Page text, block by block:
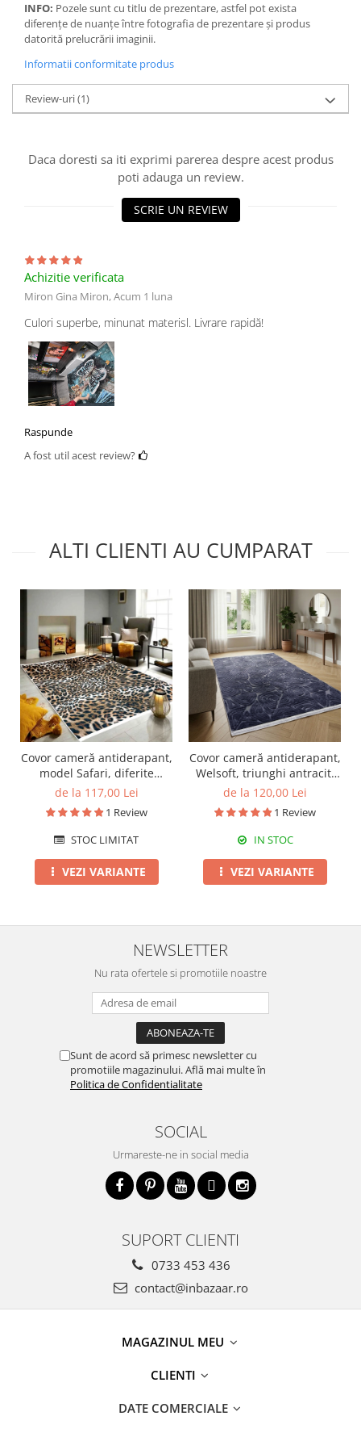
INFO: Pozele sunt cu titlu de prezentare, astfel pot exista
diferențe de nuanțe între fotografia de prezentare și produs
datorită prelucrării imaginii.
Informatii conformitate produs
Review-uri(1)
Daca doresti sa iti exprimi parerea despre acest produs
poti adauga un review.
SCRIE UN REVIEW
Achizitie verificata
Miron Gina Miron,Acum 1 luna
Culori superbe, minunat materisl. Livrare rapidă!
Raspunde
A fost util acest review?
ALTI CLIENTI AU CUMPARAT
Covor cameră antiderapant,
model Safari, diferite
dimensiuni
de la 117,00 Lei
1 Review
STOC LIMITAT
VEZI VARIANTE
Covor cameră antiderapant,
Welsoft, triunghi antracit,
120x180 cm
de la 120,00 Lei
1 Review
IN STOC
VEZI VARIANTE
NEWSLETTER
Nu rata ofertele si promotiile noastre
Sunt de acord să primesc newsletter cu
promotiile magazinului. Află mai multe în
Politica de Confidentialitate
SOCIAL
Urmareste-ne in social media
SUPORT CLIENTI
0733 453 436
contact@inbazaar.ro
MAGAZINUL MEU
CLIENTI
DATE COMERCIALE